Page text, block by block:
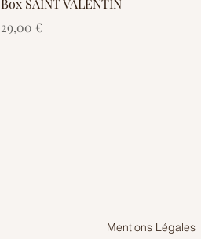
Box SAINT VALENTIN
Prix
29,00 €
Mentions Légales